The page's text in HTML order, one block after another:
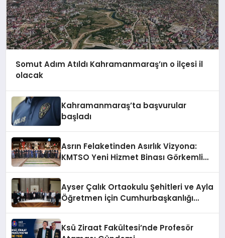
Somut Adım Atıldı Kahramanmaraş’ın o ilçesi il
olacak
Kahramanmaraş’ta başvurular
başladı
Asrın Felaketinden Asırlık Vizyona:
KMTSO Yeni Hizmet Binası Görkemli
Ayser Çalık Ortaokulu Şehitleri ve Ayla
Öğretmen İçin Cumhurbaşkanlığı
Ksü Ziraat Fakültesi’nde Profesör